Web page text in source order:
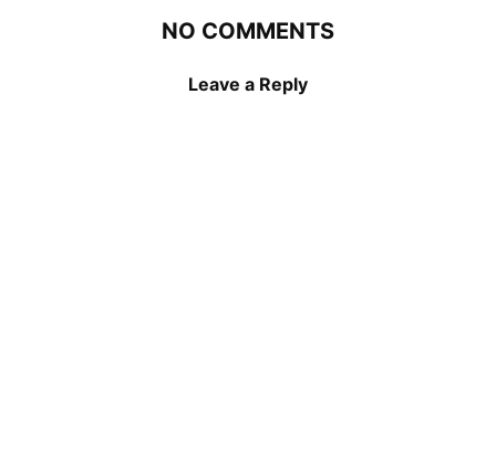
NO COMMENTS
Leave a Reply